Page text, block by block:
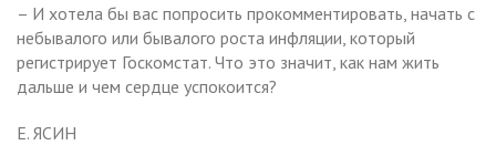
– И хотела бы вас попросить прокомментировать, начать с
небывалого или бывалого роста инфляции, который
регистрирует Госкомстат. Что это значит, как нам жить
дальше и чем сердце успокоится?
Е. ЯСИН